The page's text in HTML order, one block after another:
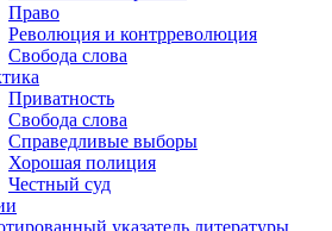
Право
Революция и контрреволюция
Свобода слова
Приватность
Свобода слова
Справедливые выборы
Хорошая полиция
Честный суд